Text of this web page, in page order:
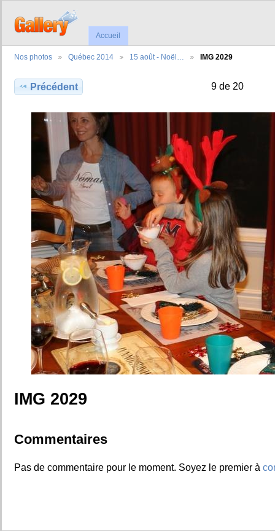
Accueil
Nos photos Québec 2014 15 août - Noël… IMG 2029
Précédent 9 de 20
IMG 2029
Commentaires
Pas de commentaire pour le moment. Soyez le premier à